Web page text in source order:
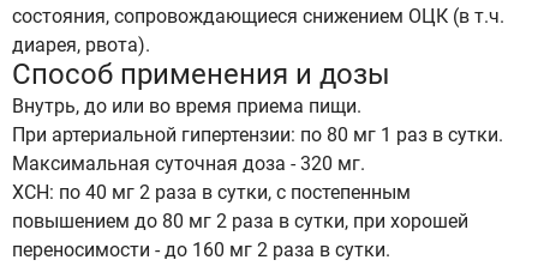
состояния, сопровождающиеся снижением ОЦК (в т.ч.
диарея, рвота).
Способ применения и дозы
Внутрь, до или во время приема пищи.
При артериальной гипертензии: по 80 мг 1 раз в сутки.
Максимальная суточная доза - 320 мг.
ХСН: по 40 мг 2 раза в сутки, с постепенным
повышением до 80 мг 2 раза в сутки, при хорошей
переносимости - до 160 мг 2 раза в сутки.